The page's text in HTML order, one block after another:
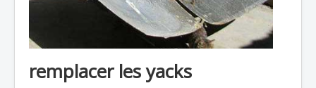
remplacer les yacks